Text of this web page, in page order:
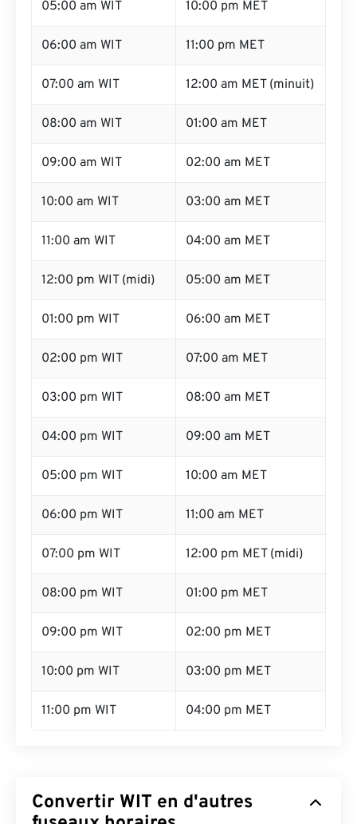
05:00 am WIT 10:00 pm MET
06:00 am WIT 11:00 pm MET
07:00 am WIT 12:00 am MET (minuit)
08:00 am WIT 01:00 am MET
09:00 am WIT 02:00 am MET
10:00 am WIT 03:00 am MET
11:00 am WIT 04:00 am MET
12:00 pm WIT (midi) 05:00 am MET
01:00 pm WIT 06:00 am MET
02:00 pm WIT 07:00 am MET
03:00 pm WIT 08:00 am MET
04:00 pm WIT 09:00 am MET
05:00 pm WIT 10:00 am MET
06:00 pm WIT 11:00 am MET
07:00 pm WIT 12:00 pm MET (midi)
08:00 pm WIT 01:00 pm MET
09:00 pm WIT 02:00 pm MET
10:00 pm WIT 03:00 pm MET
11:00 pm WIT 04:00 pm MET
Convertir WIT en d'autres